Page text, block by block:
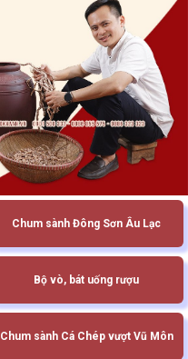
Chum sành Đông Sơn Âu Lạc
Bộ vò, bát uống rượu
Chum sành Cá Chép vượt Vũ Môn